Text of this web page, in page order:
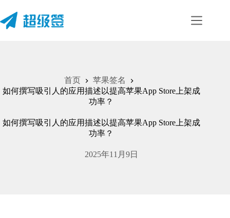
首页
苹果签名
如何撰写吸引人的应用描述以提高苹果App Store上架成
功率？
如何撰写吸引人的应用描述以提高苹果App Store上架成
功率？
2025年11月9日